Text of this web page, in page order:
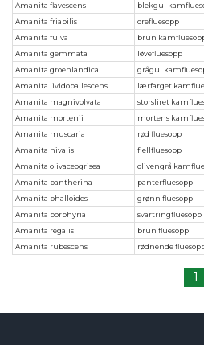
Amanita flavescens
blekgul
Amanita friabilis
orefluesopp
Amanita fulva
brun
Amanita gemmata
løvefluesopp
Amanita groenlandica
grågul
Amanita lividopallescens
lærfarget
Amanita magnivolvata
storsliret
Amanita mortenii
mortens
Amanita muscaria
rød fluesopp
Amanita nivalis
fjellfluesopp
Amanita olivaceogrisea
olivengrå
Amanita pantherina
panterfluesopp
Amanita phalloides
grønn fluesopp
Amanita porphyria
svartringfluesopp
Amanita regalis
brun fluesopp
Amanita rubescens
rødnende
1